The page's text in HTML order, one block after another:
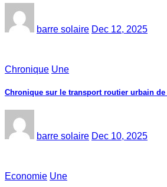
barre solaire Dec 12, 2025
Chronique Une
Chronique sur le transport routier urbain
barre solaire Dec 10, 2025
Economie Une